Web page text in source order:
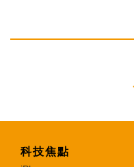
科技焦點